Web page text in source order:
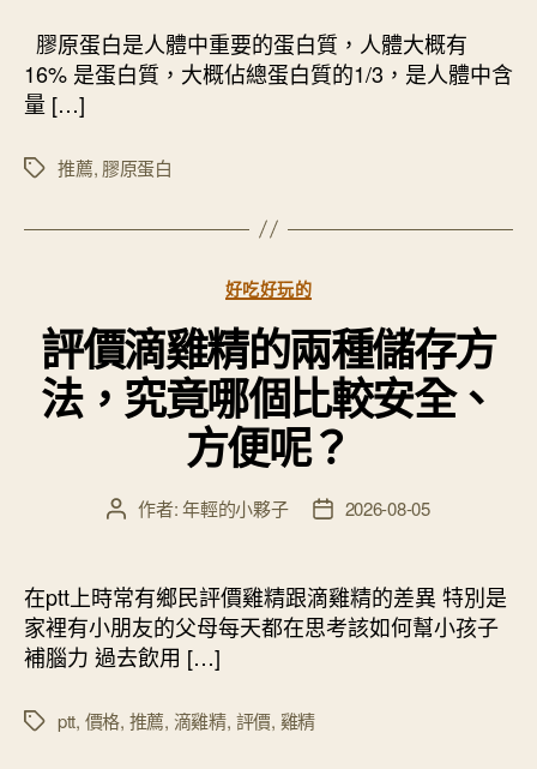
者
佈
日
期
膠原蛋白是人體中重要的蛋白質，人體大概有
16% 是蛋白質，大概佔總蛋白質的1/3，是人體中含
量 […]
標
推薦, 膠原蛋白
分
類
好吃好玩的
評價滴雞精的兩種儲存方
法，究竟哪個比較安全、
方便呢？
文
者
作者:年輕的小夥子
文
佈
日
期
2026-08-05
在ptt上時常有鄉民評價雞精跟滴雞精的差異 特別是
家裡有小朋友的父母每天都在思考該如何幫小孩子
補腦力 過去飲用 […]
標
ptt, 價格, 推薦, 滴雞精, 評價, 雞精